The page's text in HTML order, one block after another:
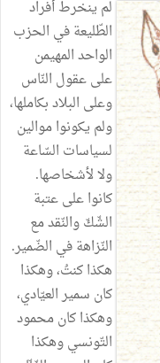
لم ينخرطأفراد
الطّليعةفي الحزب
الواحدالمهيمن
علىعقول النّاس
وعلى البلادبكاملها،
ولم يكونواموالين
لسياسات السّاعة
ولالأشخاصها.
كانواعلىعتبة
الشّكّوالنّقدمع
النّزاهةفي الضّمير.
هكذاكنتُ،وهكذا
كان سميرالعيّادي،
وهكذاكانمحمود
التّونسيوهكذا